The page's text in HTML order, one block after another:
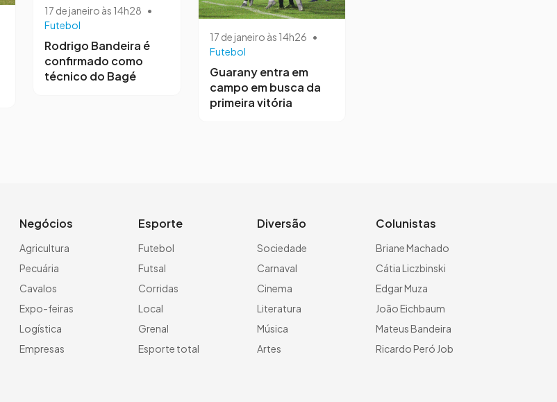
17 de janeiro às 14h28 •
Futebol
Rodrigo Bandeira é
confirmado como
técnico do Bagé
17 de janeiro às 14h26 •
Futebol
Guarany entra em
campo em busca da
primeira vitória
Negócios
Agricultura
Pecuária
Cavalos
Expo-feiras
Logística
Empresas
Esporte
Futebol
Futsal
Corridas
Local
Grenal
Esporte total
Diversão
Sociedade
Carnaval
Cinema
Literatura
Música
Artes
Colunistas
Briane Machado
Cátia Liczbinski
Edgar Muza
João Eichbaum
Mateus Bandeira
Ricardo Peró Job